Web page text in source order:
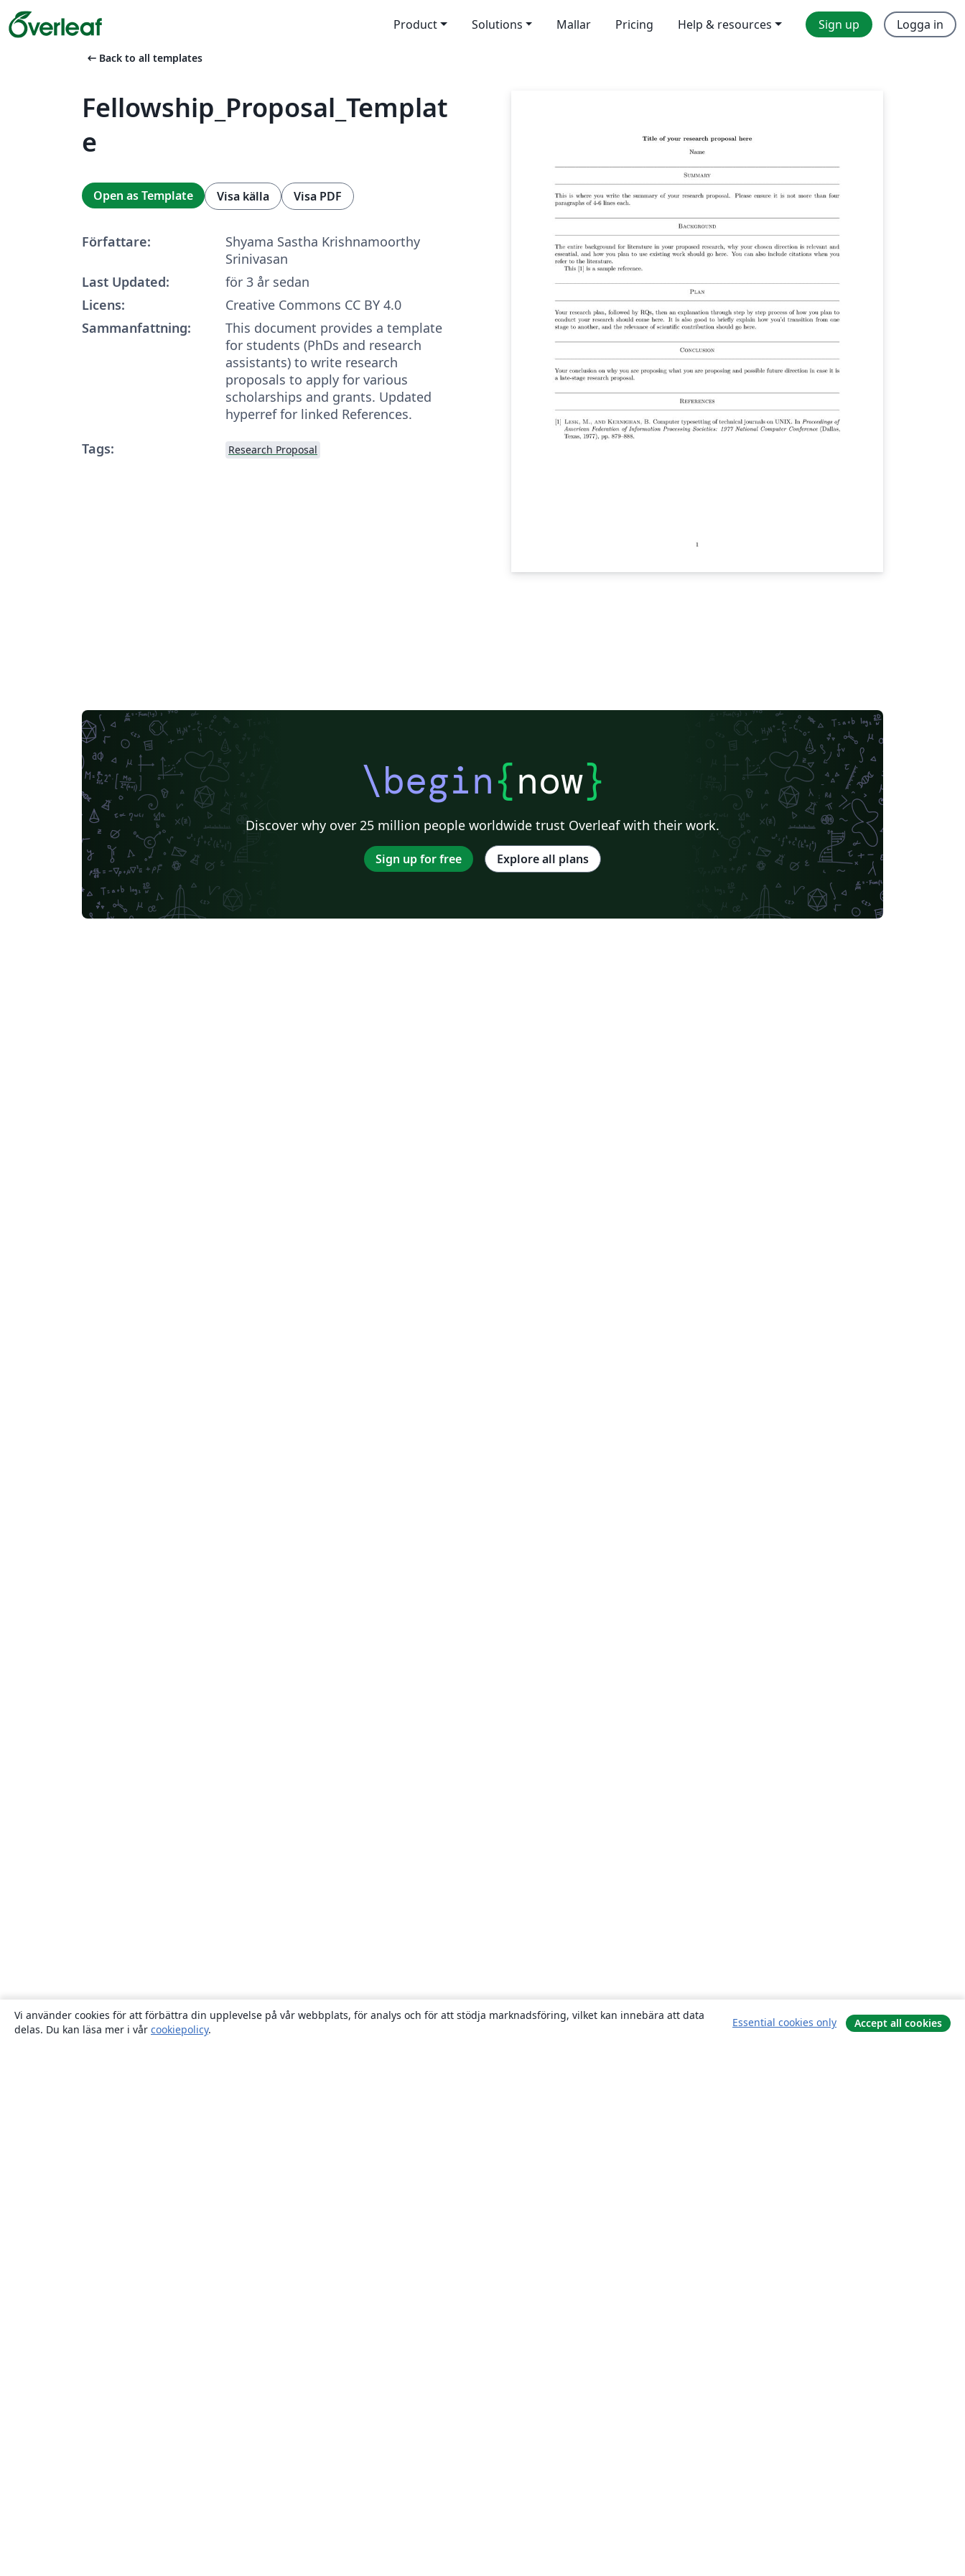
Product Solutions Mallar Pricing Help & resources Sign up Logga in
arrow_left_alt Back to all templates
Fellowship_Proposal_Templat
e
Open as Template Visa källa Visa PDF
Författare:
Shyama Sastha Krishnamoorthy
Srinivasan
Last Updated:
för 3 år sedan
Licens:
Creative Commons CC BY 4.0
Sammanfattning:
This document provides a template
for students (PhDs and research
assistants) to write research
proposals to apply for various
scholarships and grants. Updated
hyperref for linked References.
Tags:
Research Proposal
\begin{now}
Discover why over 25 million people worldwide trust Overleaf with their work.
Sign up for free Explore all plans
Vi använder cookies för att förbättra din upplevelse på vår webbplats, för analys och för att stödja marknadsföring, vilket kan innebära att data
delas. Du kan läsa mer i vår cookiepolicy.
Essential cookies only Accept all cookies